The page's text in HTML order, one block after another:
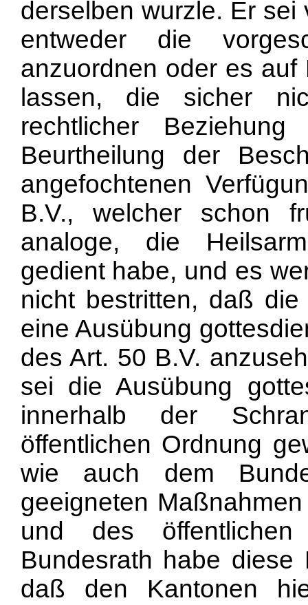
derselben wurzle. Er
entweder die
anzuordnen oder es
lassen, die sicher
rechtlicher
Beurtheilung der
angefochtenen
B.V., welcher schon
analoge, die
gedient habe, und es
nicht bestritten, daß
eine Ausübung
des Art. 50 B.V.
sei die Ausübung
innerhalb der
öffentlichen Ordnung
wie auch dem
geeigneten
und des
Bundesrath habe diese
daß den Kantonen